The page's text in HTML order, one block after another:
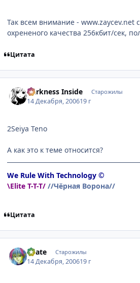
Так всем внимание -
охрененого качества 256кбит/сек,
Цитата
Darkness Inside Старожилы
14 Декабря, 200619 г
2Seiya Teno
А как это к теме относится?
We Rule With Technology ©
\Elite T-T-T/ //Чёрная Ворона//
Цитата
Skate Старожилы
14 Декабря, 200619 г